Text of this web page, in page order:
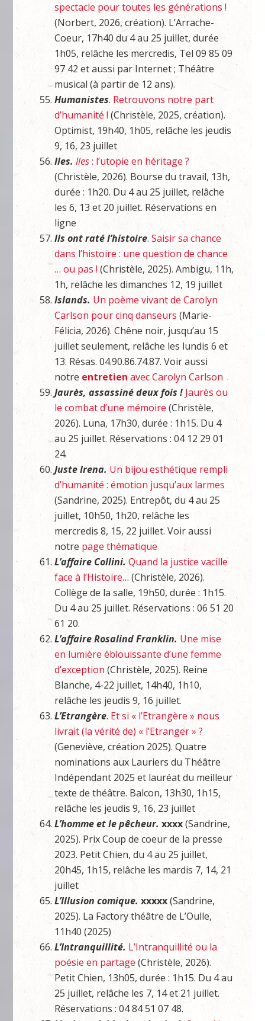
spectacle pour toutes les générations !
(Norbert, 2026, création). L’Arrache-
Coeur, 17h40 du 4 au 25 juillet, durée
1h05, relâche les mercredis, Tel 09 85 09
97 42 et aussi par Internet ; Théâtre
musical (à partir de 12 ans).
Humanistes. Retrouvons notre part
d’humanité ! (Christèle, 2025, création).
Optimist, 19h40, 1h05, relâche les jeudis
9, 16, 23 juillet
Iles.Iles: l’utopie en héritage ?
(Christèle, 2026). Bourse du travail, 13h,
durée : 1h20. Du 4 au 25 juillet, relâche
les 6, 13 et 20 juillet. Réservations en
ligne
Ils ont raté l’histoire.Saisir sa chance
dans l’histoire : une question de chance
… ou pas !(Christèle, 2025). Ambigu, 11h,
1h, relâche les dimanches 12, 19 juillet
Islands. Un poème vivant de Carolyn
Carlson pour cinq danseurs (Marie-
Félicia, 2026). Chêne noir, jusqu’au 15
juillet seulement, relâche les lundis 6 et
13. Résas. 04.90.86.74.87. Voir aussi
notre entretien avec Carolyn Carlson
Jaurès, assassiné deux fois ! Jaurès ou
le combat d’une mémoire(Christèle,
2026). Luna, 17h30, durée : 1h15. Du 4
au 25 juillet. Réservations : 04 12 29 01
24.
Juste Irena. Un bijou esthétique rempli
d’humanité : émotion jusqu’aux larmes
(Sandrine, 2025). Entrepôt, du 4 au 25
juillet, 10h50, 1h20, relâche les
mercredis 8, 15, 22 juillet. Voir aussi
notre page thématique
L’affaire Collini.Quand la justice vacille
face à l’Histoire… (Christèle, 2026).
Collège de la salle, 19h50, durée : 1h15.
Du 4 au 25 juillet. Réservations : 06 51 20
61 20.
L’affaire Rosalind Franklin. Une mise
en lumière éblouissante d’une femme
d’exception (Christèle, 2025). Reine
Blanche, 4-22 juillet, 14h40, 1h10,
relâche les jeudis 9, 16 juillet.
L’Etrangère. Et si « l’Etrangère » nous
livrait (la vérité de) « l’Etranger » ?
(Geneviève, création 2025). Quatre
nominations aux Lauriers du Théâtre
Indépendant 2025 et lauréat du meilleur
texte de théâtre. Balcon, 13h30, 1h15,
relâche les jeudis 9, 16, 23 juillet
L’homme et le pêcheur.xxxx(Sandrine,
2025). Prix Coup de coeur de la presse
2023. Petit Chien, du 4 au 25 juillet,
20h45, 1h15, relâche les mardis 7, 14, 21
juillet
L’Illusion comique.xxxxx(Sandrine,
2025). La Factory théâtre de L’Oulle,
11h40 (2025)
L’Intranquillité. L’Intranquillité ou la
poésie en partage (Christèle, 2026).
Petit Chien, 13h05, durée : 1h15. Du 4 au
25 juillet, relâche les 7, 14 et 21 juillet.
Réservations : 04 84 51 07 48.